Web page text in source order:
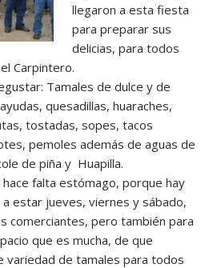
llegaron a esta fiesta
para preparar sus
delicias, para todos
Carpintero.
Tamales de dulce y de
quesadillas, huaraches,
tostadas, sopes, tacos
pemoles además de aguas de
de piña y Huapilla.
falta estómago, porque hay
estar jueves, viernes y sábado,
comerciantes, pero también para
que es mucha, de que
variedad de tamales para todos